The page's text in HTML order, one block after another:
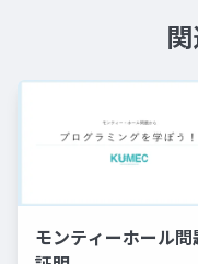
モンティーホール問